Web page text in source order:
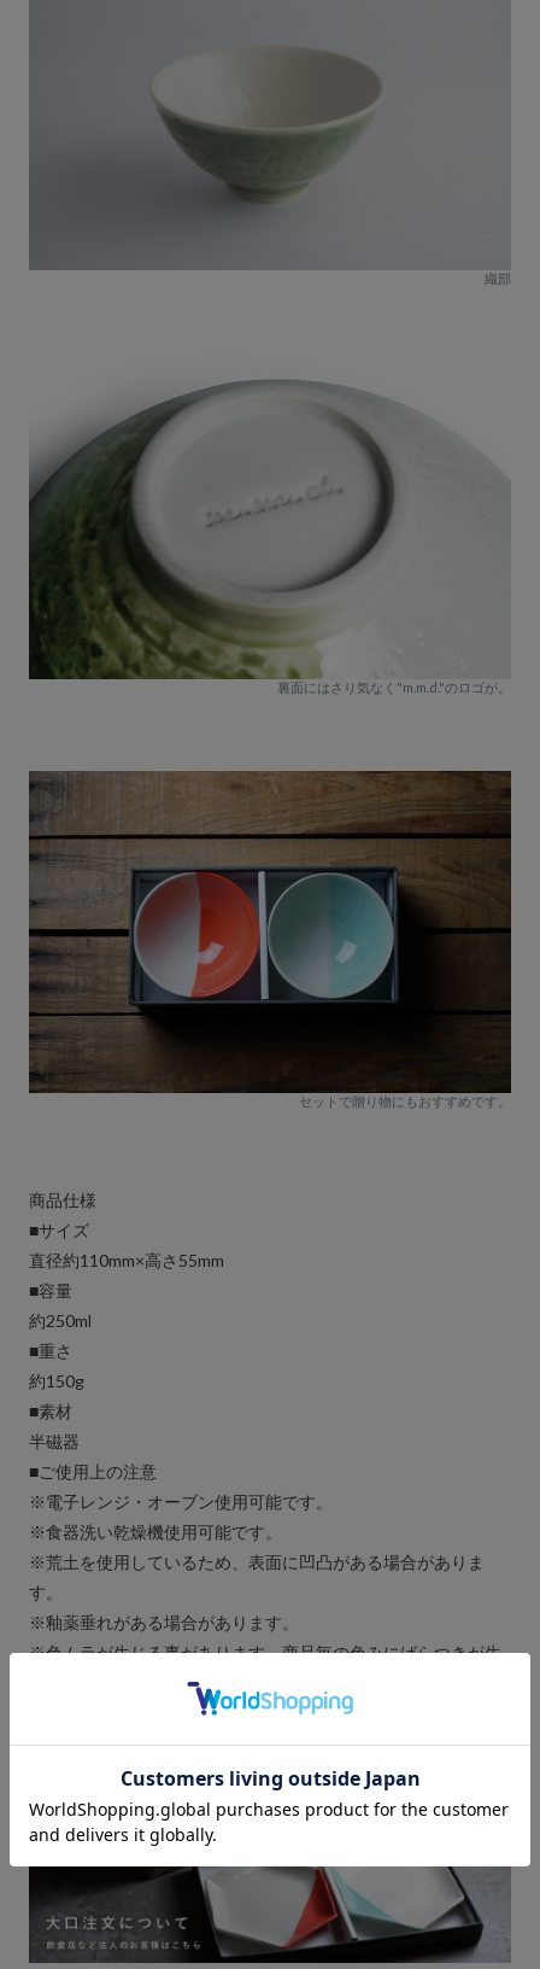
織部
裏面にはさり気なく"m.m.d."のロゴが。
セットで贈り物にもおすすめです。
商品仕様
■サイズ
直径約110mm×高さ55mm
■容量
約250ml
■重さ
約150g
■素材
半磁器
■ご使用上の注意
※電子レンジ・オーブン使用可能です。
※食器洗い乾燥機使用可能です。
※荒土を使用しているため、表面に凹凸がある場合がありま
す。
※釉薬垂れがある場合があります。
※色ムラが生じる事があります。商品毎の色みにばらつきが生
商品に関してよくあるご質問
>>一部商品の青磁、ローズ、グレーパープルについて仕様変更
のご案内（2023年12月27日）